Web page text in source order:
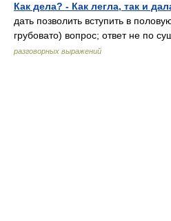
Как дела? - Как легла, так и
дать позволить вступить в
грубовато) вопрос; ответ не по
разговорных выражений